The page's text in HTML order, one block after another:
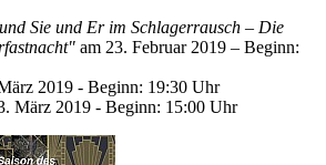
Sie und Er im Schlagerrausch – Die
am 23. Februar 2019 – Beginn:
2019 - Beginn: 19:30 Uhr
März 2019 - Beginn: 15:00 Uhr